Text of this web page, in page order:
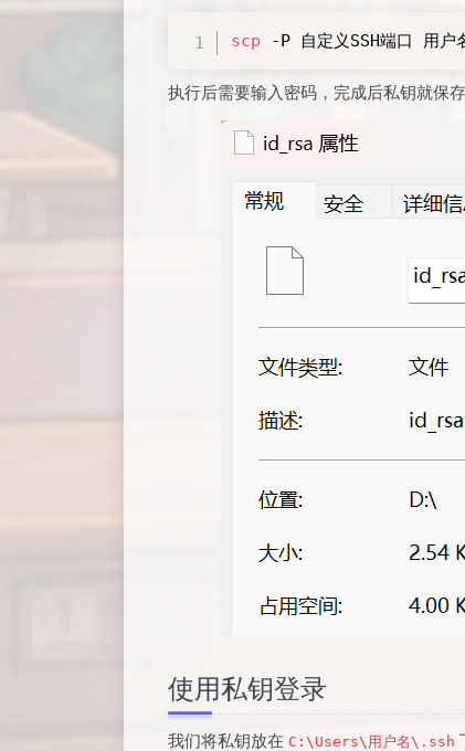
scp -P 自定义SSH端口 用
执行后需要输入密码，完成后私钥就保
使用私钥登录
我们将私钥放在 C:\Users\用户名\.ssh